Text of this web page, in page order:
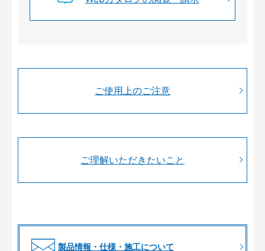
ご使用上のご注意
ご理解いただきたいこと
製品情報・仕様・施工について